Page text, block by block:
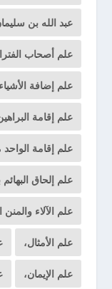
عبد الله بن
علم أصحاب
علم إضافة
علم إقامة
علم إقامة
علم إلحاق
علم الآلاء والمنن
علم الأمثال،
علم الإيمان،